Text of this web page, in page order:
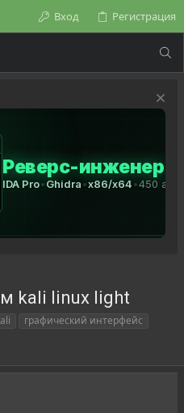
Вход Регистрация
kali linux light
графический интерфейс